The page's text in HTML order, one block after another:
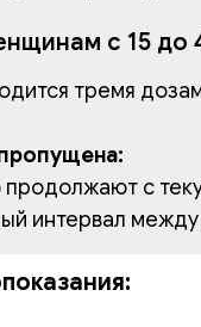
с 15 до
тремя
с
интервал